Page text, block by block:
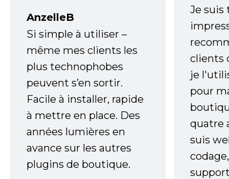
AnzelleB
Si simple à utiliser –
même mes clients les
plus technophobes
peuvent s’en sortir.
Facile à installer, rapide
à mettre en place. Des
années lumières en
avance sur les autres
plugins de boutique.
Je
clients
je
pour
quatre
suis